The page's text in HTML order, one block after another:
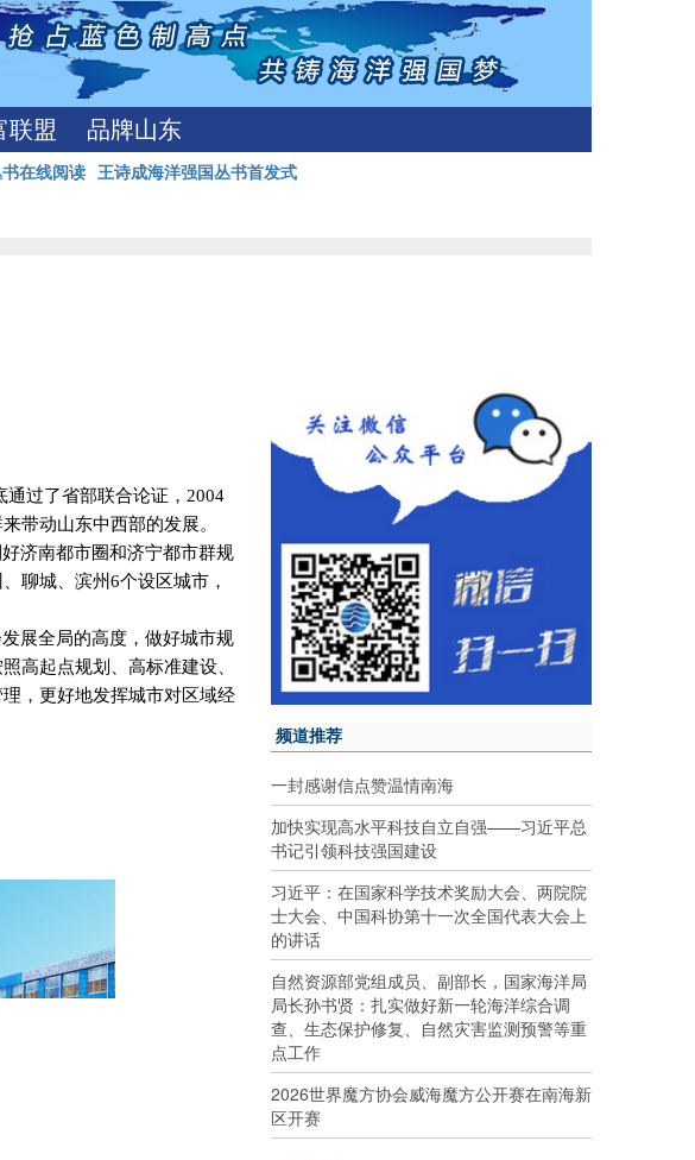
联盟 品牌山东
在线阅读 王诗成海洋强国丛书首发式
通过了省部联合论证， 2004
带动山东中西部的发展。
济南都市圈和济宁都市群规
聊城、滨州6个设区城市，
展全局的高度，做好城市规
高起点规划、高标准建设、
，更好地发挥城市对区域经
频道推荐
一封感谢信点赞温情南海
加快实现高水平科技自立自强——习近平总
书记引领科技强国建设
习近平：在国家科学技术奖励大会、两院院
士大会、中国科协第十一次全国代表大会上
的讲话
自然资源部党组成员、副部长，国家海洋局
局长孙书贤：扎实做好新一轮海洋综合调
查、生态保护修复、自然灾害监测预警等重
点工作
2026世界魔方协会威海魔方公开赛在南海新
区开赛